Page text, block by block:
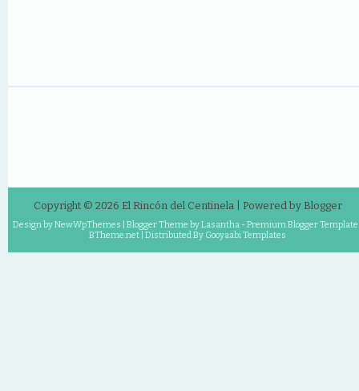
Copyright © 2026 El Rincón del Centinela| Powered by Blogger
Design byNewWpThemes | Blogger Theme byLasantha- Premium Blogger
BTheme.net | Distributed By Gooyaabi Templates